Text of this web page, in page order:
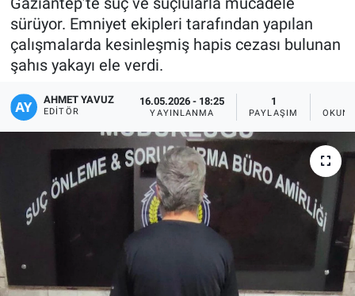
sürüyor. Emniyet ekipleri tarafından yapılan
çalışmalarda kesinleşmiş hapis cezası bulunan
şahıs yakayı ele verdi.
AHMET YAVUZ
EDITÖR
16.05.2026 - 18:25
YAYINLANMA
1
PAYLAŞIM